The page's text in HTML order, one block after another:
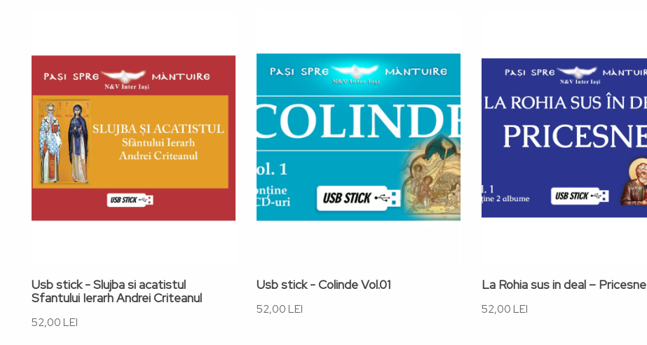
Usb stick - Slujba si acatistul
Sfantului Ierarh Andrei Criteanul
52,00 LEI
Usb stick - Colinde Vol.01
52,00 LEI
La Rohia sus in deal – Pricesne
52,00 LEI